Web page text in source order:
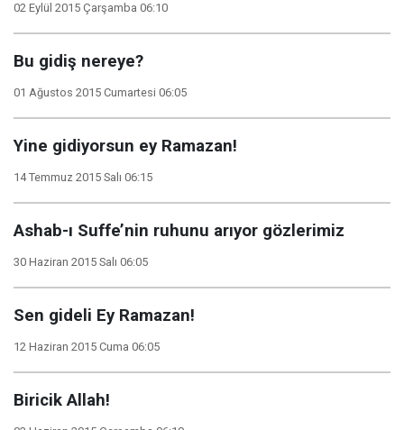
02 Eylül 2015 Çarşamba 06:10
Bu gidiş nereye?
01 Ağustos 2015 Cumartesi 06:05
Yine gidiyorsun ey Ramazan!
14 Temmuz 2015 Salı 06:15
Ashab-ı Suffe’nin ruhunu arıyor gözlerimiz
30 Haziran 2015 Salı 06:05
Sen gideli Ey Ramazan!
12 Haziran 2015 Cuma 06:05
Biricik Allah!